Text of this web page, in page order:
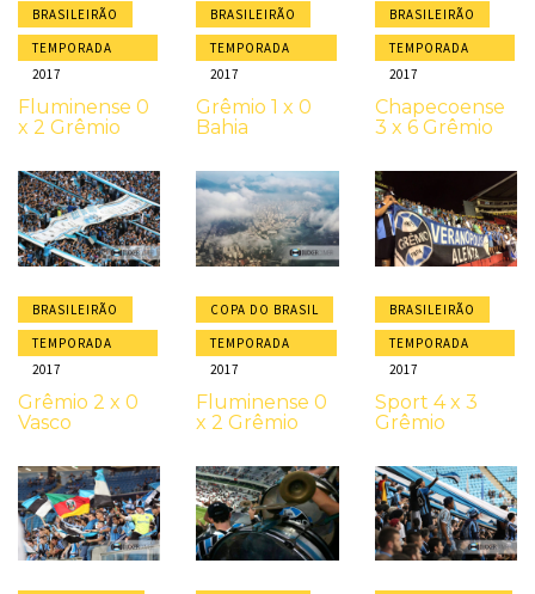
BRASILEIRÃO
TEMPORADA
2017
Fluminense 0
x 2 Grêmio
BRASILEIRÃO
TEMPORADA
2017
Grêmio 1 x 0
Bahia
BRASILEIRÃO
TEMPORADA
2017
Chapecoense
3 x 6 Grêmio
BRASILEIRÃO
TEMPORADA
2017
Grêmio 2 x 0
Vasco
COPA DO BRASIL
TEMPORADA
2017
Fluminense 0
x 2 Grêmio
BRASILEIRÃO
TEMPORADA
2017
Sport 4 x 3
Grêmio